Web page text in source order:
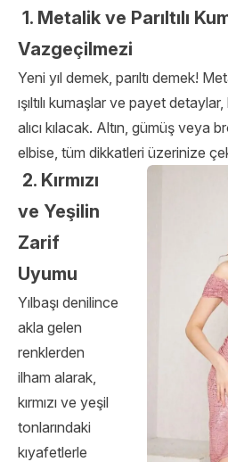
1. Metalik ve Parıltılı
Vazgeçilmezi
Yeni yıl demek, parıltı demek!
ışıltılı kumaşlar ve payet
alıcı kılacak. Altın, gümüş veya
elbise, tüm dikkatleri üzerinize
2. Kırmızı
ve Yeşilin
Zarif
Uyumu
Yılbaşı denilince
akla gelen
renklerden
ilham alarak,
kırmızı ve yeşil
tonlarındaki
kıyafetlerle